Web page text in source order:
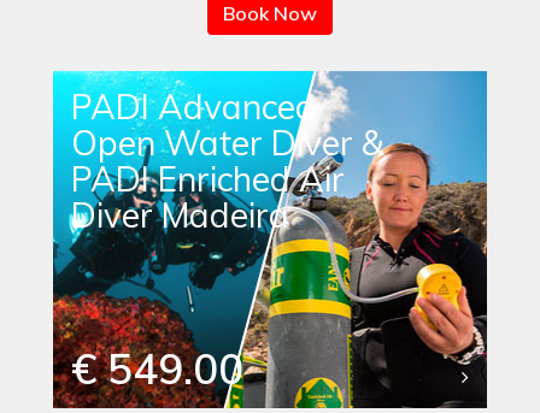
Book Now
PADI Advanced
Open Water Diver &
PADI Enriched Air
Diver Madeira
€ 549.00